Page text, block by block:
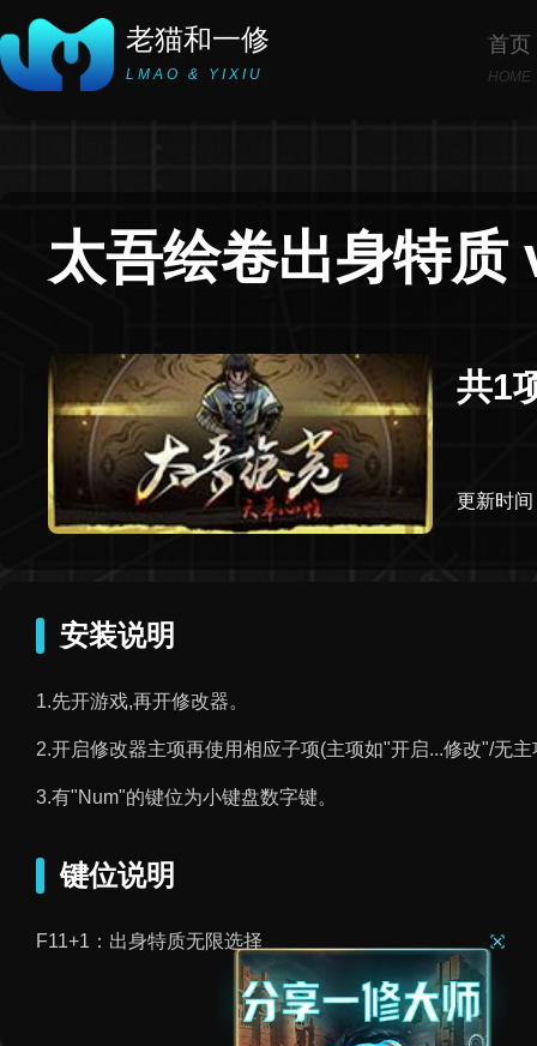
老猫和一修
LMAO & YIXIU
首页
HOME
太吾绘卷出身特质
共1
更新时
安装说明
1.先开游戏,再开修改器。
2.开启修改器主项再使用相应子项(主项如"开启...修改"/无
3.有"Num"的键位为小键盘数字键。
键位说明
F11+1：出身特质无限选择